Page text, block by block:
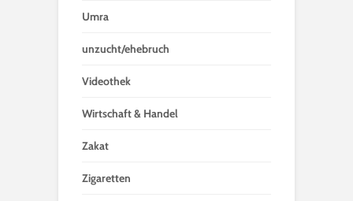
Umra
unzucht/ehebruch
Videothek
Wirtschaft & Handel
Zakat
Zigaretten